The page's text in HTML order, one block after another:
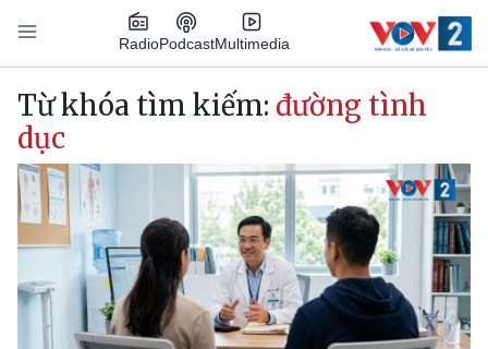
Nhảy đến nội dung
RadioPodcastMultimedia
Main navigation
Từ khóa tìm kiếm: đường tình
dục